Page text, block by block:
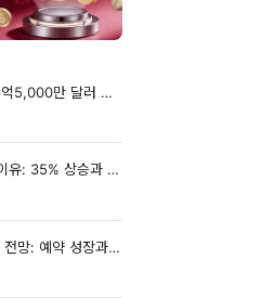
TTD 주가 폭락 이유: 6억5,000만 달러 가이던스의 충격
아틀라시안 주가 급등 이유: 35% 상승과 FY2027 전망 분석
에어비앤비 2분기 실적 전망: 예약 성장과 마진이 주가를 가를까